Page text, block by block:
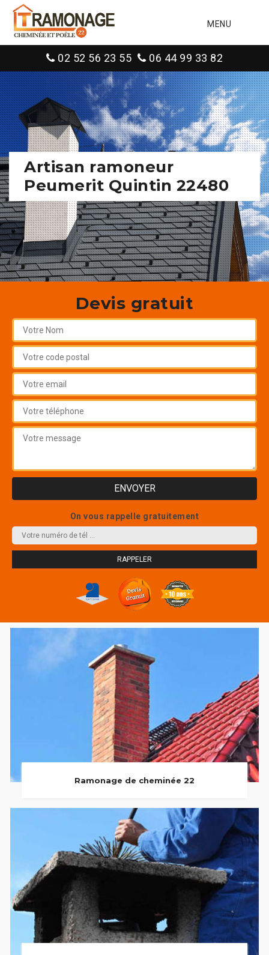
MENU
02 52 56 23 55 06 44 99 33 82
Artisan ramoneur
Peumerit Quintin 22480
Devis gratuit
On vous rappelle gratuitement
Ramonage de cheminée 22